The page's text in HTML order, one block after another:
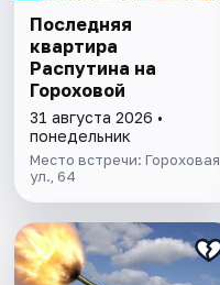
Последняя
квартира
Распутина на
Гороховой
31 августа 2026 •
понедельник
Место встречи: Гороховая
ул., 64